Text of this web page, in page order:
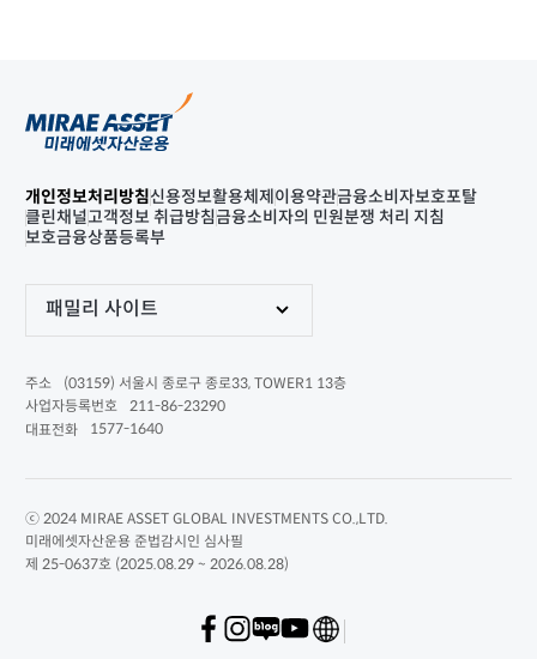
개인정보처리방침신용정보활용체제 이용약관금융소비자보호포탈
클린채널고객정보 취급방침금융소비자의 민원분쟁 처리 지침
보호금융상품등록부
패밀리 사이트
주소
(03159) 서울시 종로구 종로33, TOWER1 13층
사업자등록번호
211-86-23290
대표전화
1577-1640
ⓒ 2024 MIRAE ASSET GLOBAL INVESTMENTS CO.,LTD.
미래에셋자산운용 준법감시인 심사필
제 25-0637호 (2025.08.29 ~ 2026.08.28)